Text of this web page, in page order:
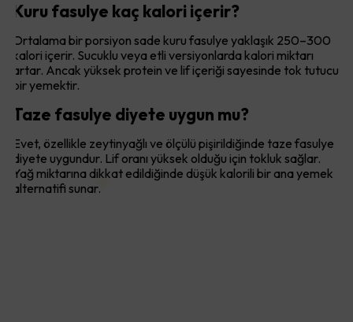
Kuru fasulye kaç kalori içerir?
Ortalama bir porsiyon sade kuru fasulye yaklaşık 250–300
kalori içerir. Sucuklu veya etli versiyonlarda kalori miktarı
artar. Ancak yüksek protein ve lif içeriği sayesinde tok tutucu
bir yemektir.
Taze fasulye diyete uygun mu?
Evet, özellikle zeytinyağlı ve ölçülü pişirildiğinde taze fasulye
diyete uygundur. Lif oranı yüksek olduğu için tokluk sağlar.
Yağ miktarına dikkat edildiğinde düşük kalorili bir ana yemek
alternatifi sunar.